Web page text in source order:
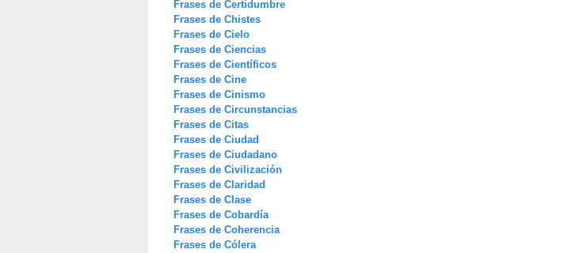
Frases de Certidumbre
Frases de Chistes
Frases de Cielo
Frases de Ciencias
Frases de Científicos
Frases de Cine
Frases de Cinismo
Frases de Circunstancias
Frases de Citas
Frases de Ciudad
Frases de Ciudadano
Frases de Civilización
Frases de Claridad
Frases de Clase
Frases de Cobardía
Frases de Coherencia
Frases de Cólera